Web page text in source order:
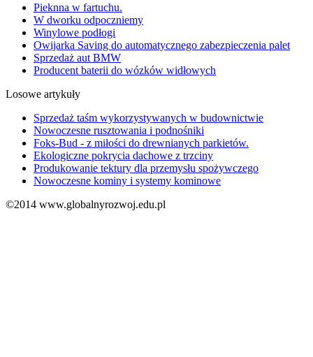
Pieknna w fartuchu.
W dworku odpoczniemy
Winylowe podłogi
Owijarka Saving do automatycznego zabezpieczenia palet
Sprzedaż aut BMW
Producent baterii do wózków widłowych
Losowe artykuły
Sprzedaż taśm wykorzystywanych w budownictwie
Nowoczesne rusztowania i podnośniki
Foks-Bud - z miłości do drewnianych parkietów.
Ekologiczne pokrycia dachowe z trzciny
Produkowanie tektury dla przemysłu spożywczego
Nowoczesne kominy i systemy kominowe
©2014 www.globalnyrozwoj.edu.pl